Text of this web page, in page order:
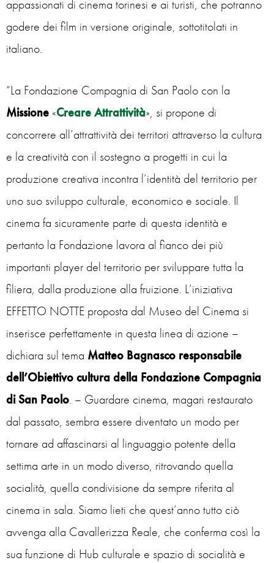
appassionati di cinema torinesi e ai turisti, che potranno
godere dei film in versione originale, sottotitolati in
italiano.
“La Fondazione Compagnia di San Paolo con la
Missione«Creare Attrattività», si propone di
concorrere all’attrattività dei territori attraverso la cultura
e la creatività con il sostegno a progetti in cui la
produzione creativa incontra l’identità del territorio per
uno suo sviluppo culturale, economico e sociale. Il
cinema fa sicuramente parte di questa identità e
pertanto la Fondazione lavora al fianco dei più
importanti player del territorio per sviluppare tutta la
filiera, dalla produzione alla fruizione. L’iniziativa
EFFETTO NOTTE proposta dal Museo del Cinema si
inserisce perfettamente in questa linea di azione –
dichiara sul tema Matteo Bagnasco responsabile
dell’Obiettivo cultura della Fondazione Compagnia
di San Paolo. – Guardare cinema, magari restaurato
dal passato, sembra essere diventato un modo per
tornare ad affascinarsi al linguaggio potente della
settima arte in un modo diverso, ritrovando quella
socialità, quella condivisione da sempre riferita al
cinema in sala. Siamo lieti che quest’anno tutto ciò
avvenga alla Cavallerizza Reale, che conferma così la
sua funzione di Hub culturale e spazio di socialità e